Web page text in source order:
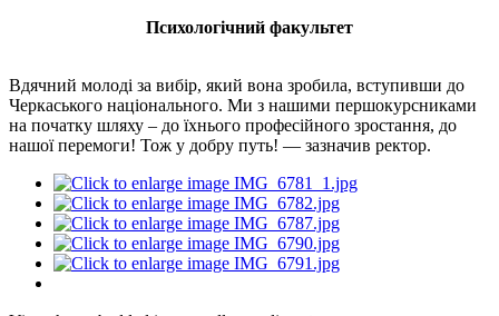
Психологічний факультет
Вдячний молоді за вибір, який вона зробила, вступивши до
Черкаського національного. Ми з нашими першокурсниками
на початку шляху – до їхнього професійного зростання, до
нашої перемоги! Тож у добру путь! — зазначив ректор.